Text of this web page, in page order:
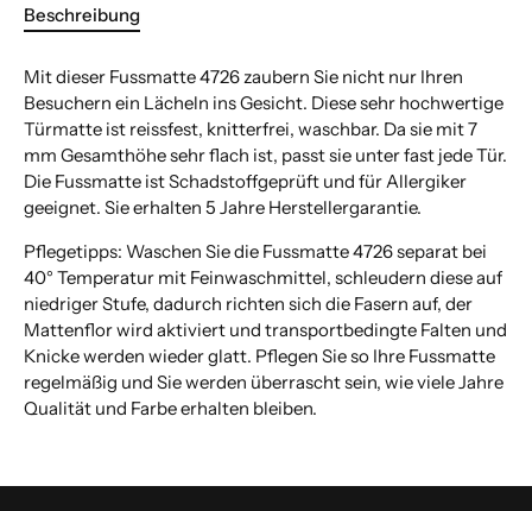
Beschreibung
Mit dieser Fussmatte 4726 zaubern Sie nicht nur Ihren
Besuchern ein Lächeln ins Gesicht. Diese sehr hochwertige
Türmatte ist reissfest, knitterfrei, waschbar. Da sie mit 7
mm Gesamthöhe sehr flach ist, passt sie unter fast jede Tür.
Die Fussmatte ist Schadstoffgeprüft und für Allergiker
geeignet. Sie erhalten 5 Jahre Herstellergarantie.
Pflegetipps: Waschen Sie die Fussmatte 4726 separat bei
40° Temperatur mit Feinwaschmittel, schleudern diese auf
niedriger Stufe, dadurch richten sich die Fasern auf, der
Mattenflor wird aktiviert und transportbedingte Falten und
Knicke werden wieder glatt. Pflegen Sie so Ihre Fussmatte
regelmäßig und Sie werden überrascht sein, wie viele Jahre
Qualität und Farbe erhalten bleiben.